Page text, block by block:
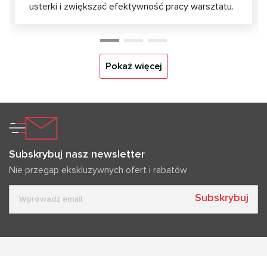
usterki i zwiększać efektywność pracy warsztatu.
Pokaż więcej
Subskrybuj nasz newsletter
Nie przegap ekskluzywnych ofert i rabatów
Subskrybuj